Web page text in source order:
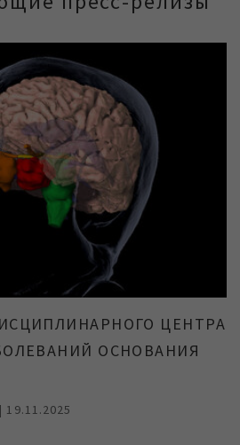
ЦЕНТРА
ОСНОВАНИЯ